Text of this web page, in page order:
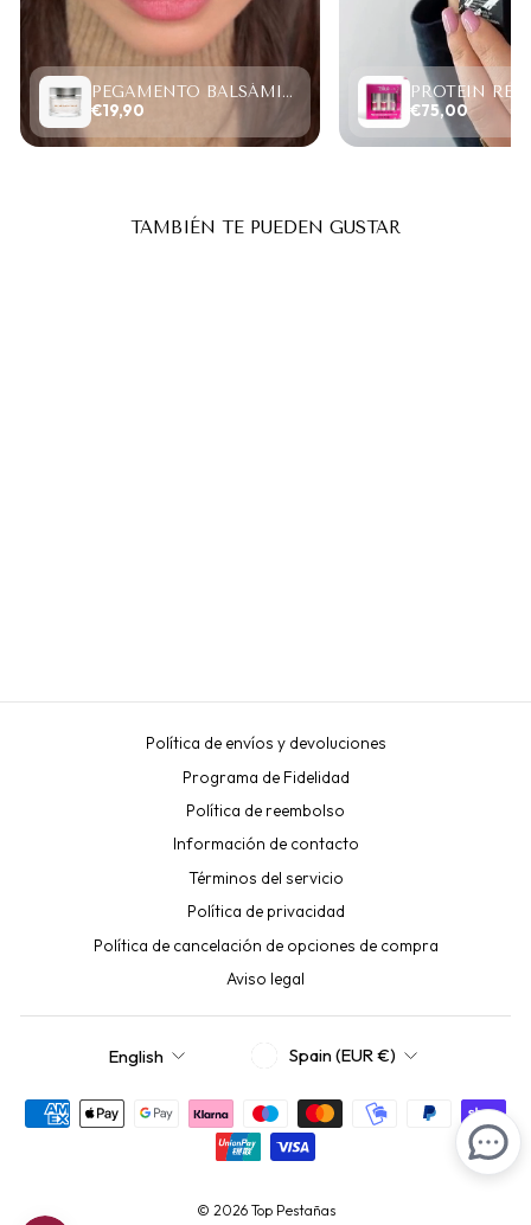
PEGAMENTO BALSÁMICO CLEAR LASH 15ML
€19,90 €75,00
TAMBIÉN TE PUEDEN GUSTAR
Política de envíos y devoluciones
Programa de Fidelidad
Política de reembolso
Información de contacto
Términos del servicio
Política de privacidad
Política de cancelación de opciones de compra
Aviso legal
LANGUAGE
English CURRENCY
Spain (EUR €)
© 2026 Top Pestañas